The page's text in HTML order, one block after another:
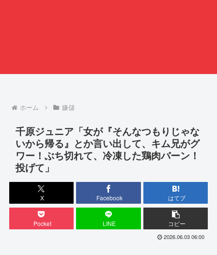
ホーム 嫌儲
千原ジュニア「女が『そんなつもりじゃな
いから帰る』とか言い出して、キム兄がグ
ワー！ぶち切れて、冷凍した鶏肉バーン！
投げて」
X Facebook はてブ
Pocket LINE コピー
2026.06.03 06:00